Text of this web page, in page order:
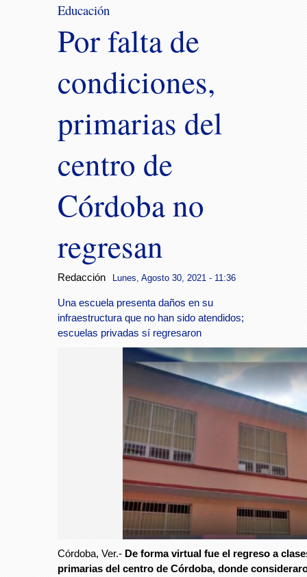
Educación
Por falta de
condiciones,
primarias del
centro de
Córdoba no
regresan
Redacción Lunes, Agosto 30, 2021 - 11:36
Una escuela presenta daños en su
infraestructura que no han sido atendidos;
escuelas privadas sí regresaron
Córdoba, Ver.- De forma virtual fue el regreso a
primarias del centro de Córdoba, donde